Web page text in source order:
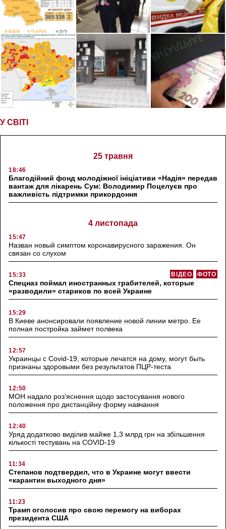
У СВІТІ
25 травня
18:46
Благодійний фонд молодіжної ініціативи «Надія» передав
вантаж для лікарень Сум: Володимир Поцелуєв про
важливість підтримки прикордоння
4 листопада
15:47
Назван новый симптом коронавирусного заражения. Он
связан со слухом
15:33 ФОТО
ВІДЕО
Спецназ поймал иностранных грабителей, которые
«разводили» стариков по всей Украине
15:29
В Киеве анонсировали появление новой линии метро. Ее
полная постройка займет полвека
12:57
Украинцы с Covid-19, которые лечатся на дому, могут быть
признаны здоровыми без результатов ПЦР-теста
12:50
МОН надало роз’яснення щодо застосування нового
положення про дистанційну форму навчання
12:40
Уряд додатково виділив майже 1,3 млрд грн на збільшення
кількості тестувань на COVID-19
11:34
Степанов подтвердил, что в Украине могут ввести
«карантин выходного дня»
11:23
Трамп оголосив про свою перемогу на виборах
президента США